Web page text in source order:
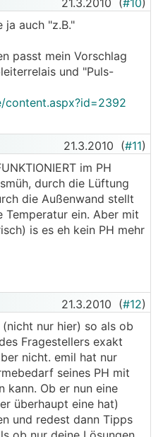
21.3.2010 (#10)
ja auch "z.B."
passt mein Vorschlag
und "Puls-
content.aspx?id=2392
21.3.2010 (#11)
im PH
durch die Lüftung
die Außenwand stellt
Temperatur ein. Aber mit
is es eh kein PH mehr
21.3.2010 (#12)
nur hier) so als ob
Fragestellers exakt
nicht. emil hat nur
seines PH mit
kann. Ob er nun eine
überhaupt eine hat)
und redest dann Tipps